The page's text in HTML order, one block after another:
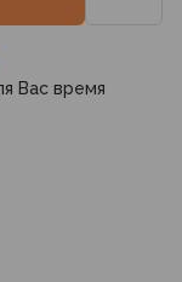
Вас время